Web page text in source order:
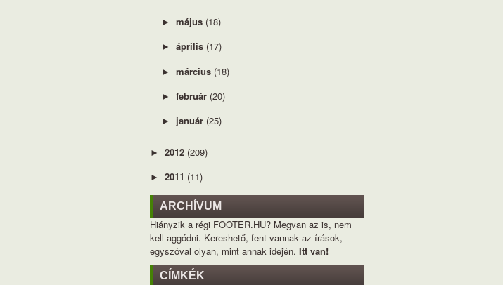
► május (18)
► április (17)
► március (18)
► február (20)
► január (25)
► 2012 (209)
► 2011 (11)
ARCHÍVUM
Hiányzik a régi FOOTER.HU? Megvan az is, nem
kell aggódni. Kereshető, fent vannak az írások,
egyszóval olyan, mint annak idején. Itt van!
CÍMKÉK